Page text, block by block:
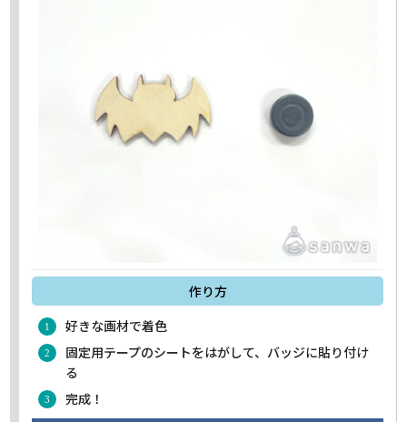
作り方
好きな画材で着色
固定用テープのシートをはがして、バッジに貼り付け
る
完成！